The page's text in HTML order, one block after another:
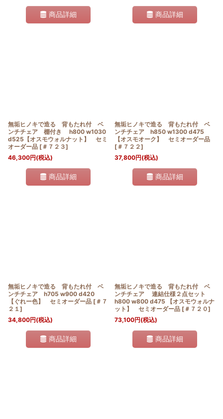
商品詳細 商品詳細
無垢ヒノキで造る 背もたれ付 ベ
ンチチェア 棚付き h800 w1030
d525【オスモウォルナット】 セミ
オーダー品 [ ＃７２３]
46,300円(税込)
商品詳細
無垢ヒノキで造る 背もたれ付 ベ
ンチチェア h850 w1300 d475
【オスモオーク】 セミオーダー品
[ ＃７２２]
37,800円(税込)
商品詳細
無垢ヒノキで造る 背もたれ付 ベ
ンチチェア h705 w900 d420
【ぐれー色】 セミオーダー品 [ ＃７
２１]
34,800円(税込)
商品詳細
無垢ヒノキで造る 背もたれ付 ベ
ンチチェア 連結仕様２点セット
h800 w800 d475 【オスモウォルナ
ット】 セミオーダー品 [ ＃７２０]
73,100円(税込)
商品詳細